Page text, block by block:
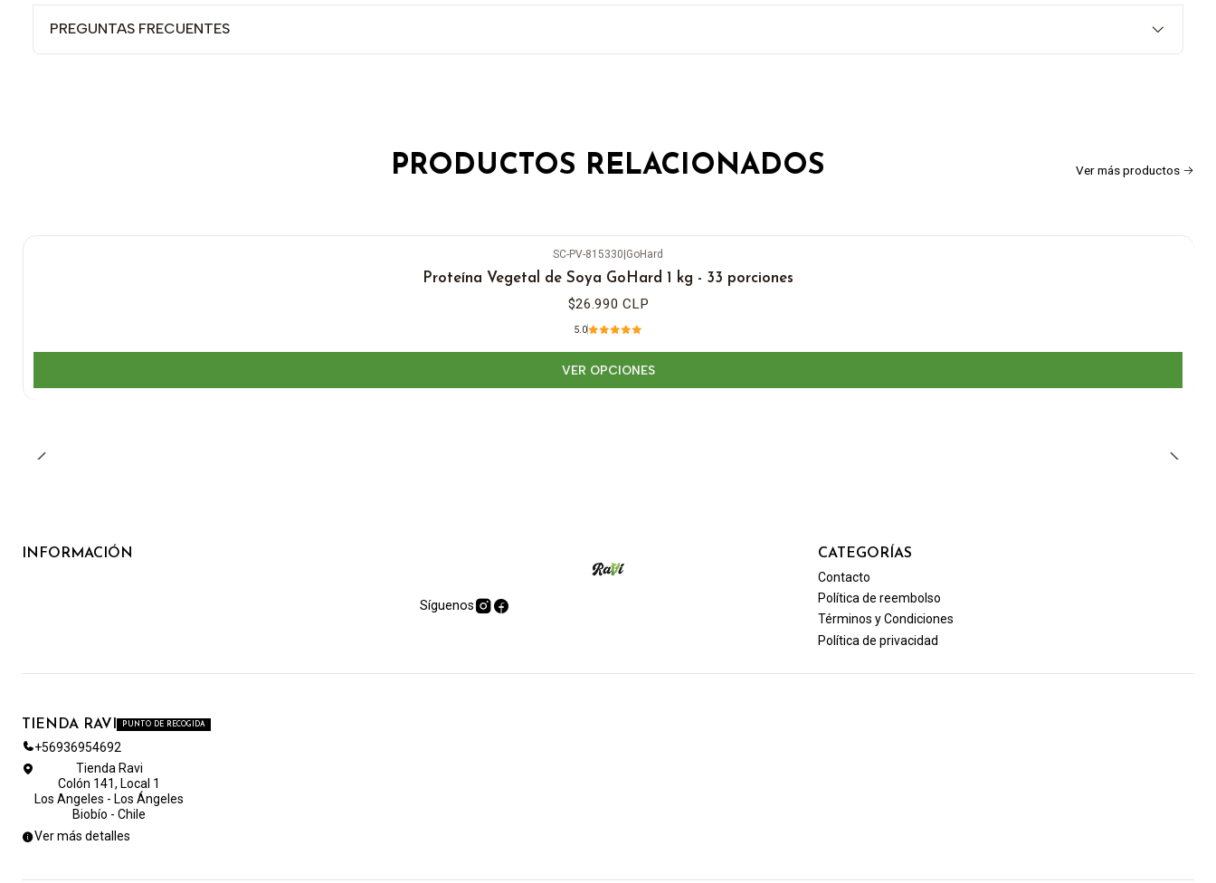
PREGUNTAS FRECUENTES
PRODUCTOS RELACIONADOS Ver más productos
SC-PV-815330|GoHard
Proteína Vegetal de Soya GoHard 1 kg - 33 porciones
$26.990 CLP
5.0
VER OPCIONES
INFORMACIÓN
Síguenos
CATEGORÍAS
Contacto
Política de reembolso
Términos y Condiciones
Política de privacidad
TIENDA RAVI PUNTO DE RECOGIDA
+56936954692
Tienda Ravi
Colón 141, Local 1
Los Angeles - Los Ángeles
Biobío - Chile
Ver más detalles